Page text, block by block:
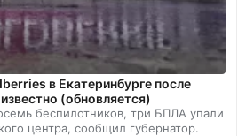
в Екатеринбурге после
(обновляется)
беспилотников, три БПЛА упали
центра, сообщил губернатор.